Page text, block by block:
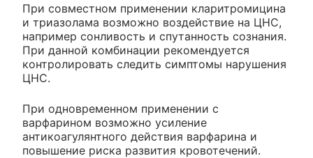
При совместном применении кларитромицина
и триазолама возможно воздействие на ЦНС,
например сонливость и спутанность сознания.
При данной комбинации рекомендуется
контролировать следить симптомы нарушения
ЦНС.
При одновременном применении с
варфарином возможно усиление
антикоагулянтного действия варфарина и
повышение риска развития кровотечений.